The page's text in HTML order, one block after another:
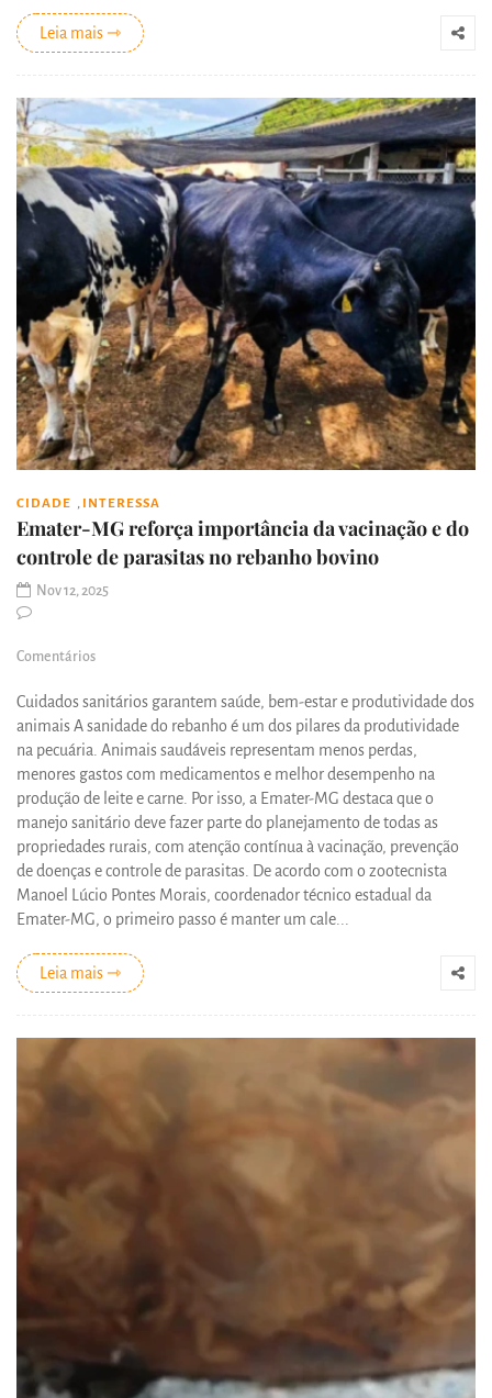
Leia mais ⇾
CIDADE , INTERESSA
Emater-MG reforça importância da vacinação e do
controle de parasitas no rebanho bovino
Nov 12, 2025
Comentários
Cuidados sanitários garantem saúde, bem-estar e produtividade dos
animais A sanidade do rebanho é um dos pilares da produtividade
na pecuária. Animais saudáveis representam menos perdas,
menores gastos com medicamentos e melhor desempenho na
produção de leite e carne. Por isso, a Emater-MG destaca que o
manejo sanitário deve fazer parte do planejamento de todas as
propriedades rurais, com atenção contínua à vacinação, prevenção
de doenças e controle de parasitas. De acordo com o zootecnista
Manoel Lúcio Pontes Morais, coordenador técnico estadual da
Emater-MG, o primeiro passo é manter um cale...
Leia mais ⇾